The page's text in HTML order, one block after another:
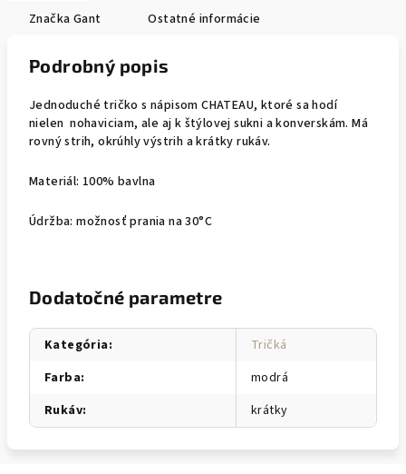
Značka Gant Ostatné informácie
Podrobný popis
Jednoduché tričko s nápisom CHATEAU, ktoré sa hodí
nielen nohaviciam, ale aj k štýlovej sukni a konverskám. Má
rovný strih, okrúhly výstrih a krátky rukáv.
Materiál: 100% bavlna
Údržba: možnosť prania na 30°C
Dodatočné parametre
Kategória:
Tričká
Farba:
modrá
Rukáv: krátky